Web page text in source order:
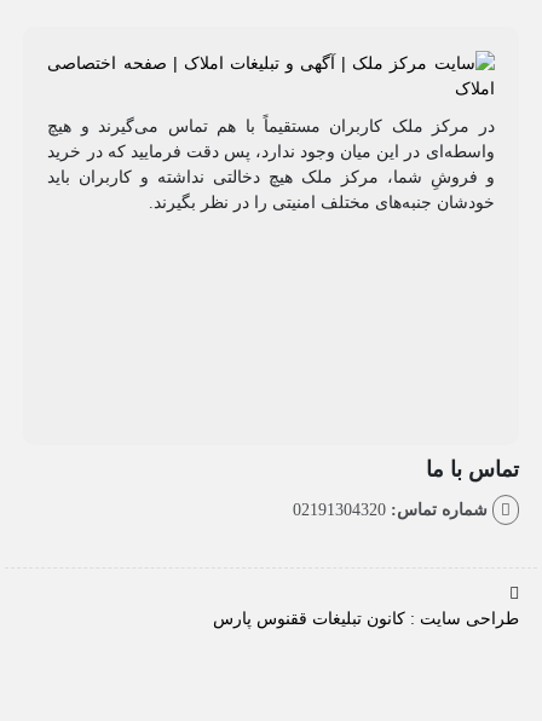
مرکز ملک کاربران مستقیماً با هم تماس می‌گیرند و هیچ
در این میان وجود ندارد، پس دقت فرمایید که در خرید
شما، مرکز ملک هیچ دخالتی نداشته و کاربران باید
جنبه‌های مختلف امنیتی را در نظر بگیرند.
ما
تماس: 02191304320
سایت : کانون تبلیغات ققنوس پارس